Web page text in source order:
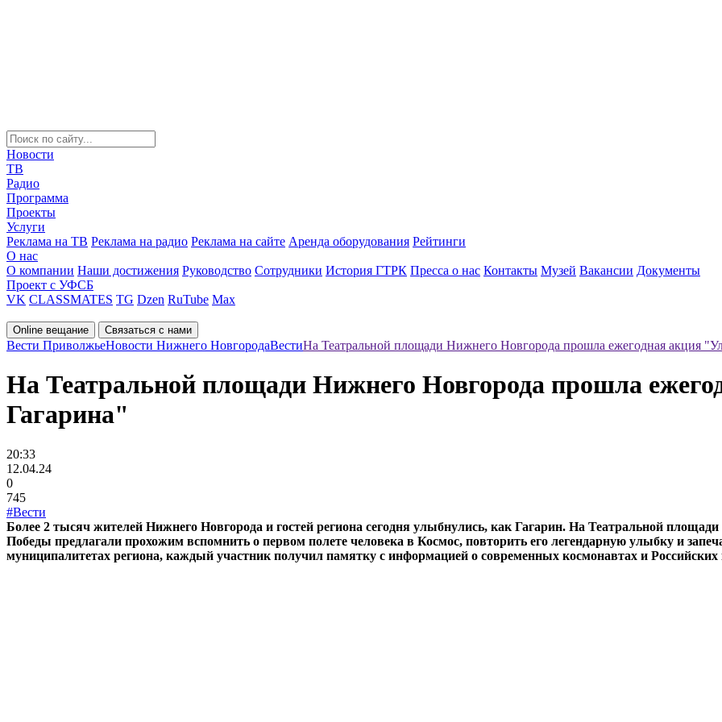
Новости
ТВ
Радио
Программа
Проекты
Услуги
Реклама на ТВ Реклама на радио Реклама на сайте Аренда оборудования Рейтинги
О нас
О компании Наши достижения Руководство Сотрудники История ГТРК Пресса о нас Контакты Музей Вакансии Документы
Проект с УФСБ
VK CLASSMATES TG Dzen RuTube Max
Online вещание Связаться с нами
Вести ПриволжьеНовости Нижнего НовгородаВестиНа Театральной площади Нижнего Новгорода прошла ежегодная акция
На Театральной площади Нижнего Новгорода прошла
Гагарина"
20:33
12.04.24
0
745
#Вести
Более 2 тысяч жителей Нижнего Новгорода и гостей региона сегодня улыбнулись, как Гагарин. На Театральной
Победы предлагали прохожим вспомнить о первом полете человека в Космос, повторить его легендарную улыбку и
муниципалитетах региона, каждый участник получил памятку с информацией о современных космонавтах и Российских